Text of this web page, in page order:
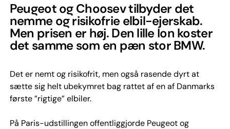
Peugeot og Choosev tilbyder det
nemme og risikofrie elbil-ejerskab.
Men prisen er høj. Den lille Ion koster
det samme som en pæn stor BMW.
Det er nemt og risikofrit, men også rasende dyrt at
sætte sig helt ubekymret bag rattet af en af Danmarks
første ”rigtige” elbiler.
På Paris-udstillingen offentliggjorde Peugeot og